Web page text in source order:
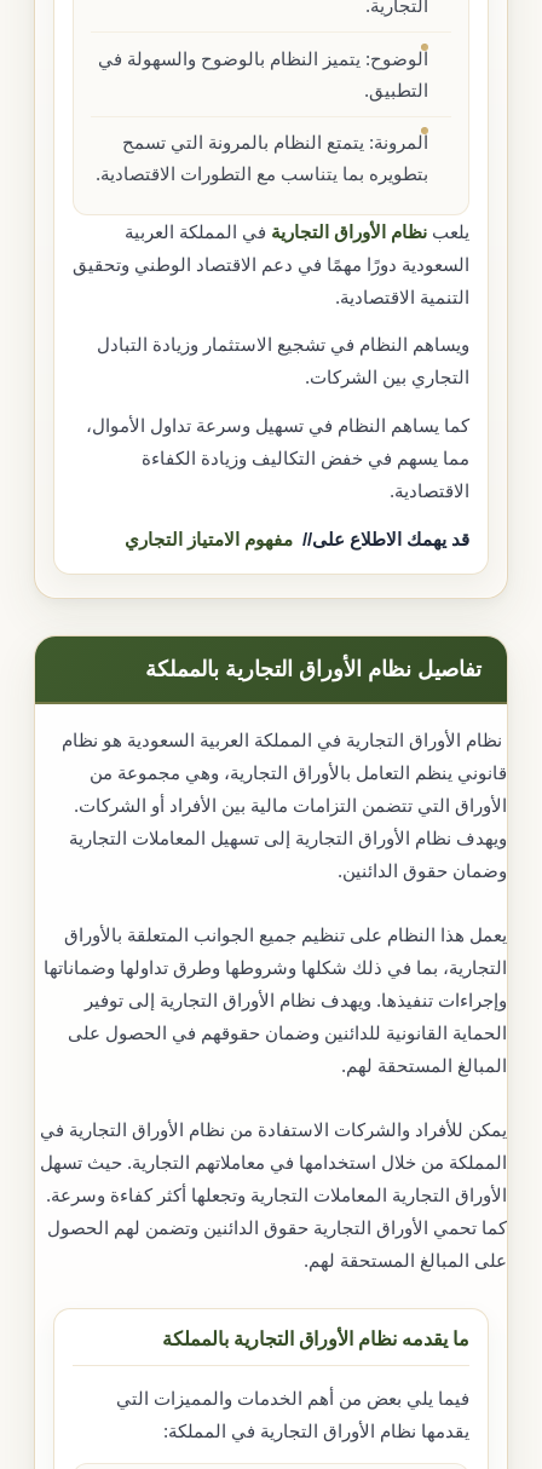
التجارية.
الوضوح: يتميز النظام بالوضوح والسهولة في
التطبيق.
المرونة: يتمتع النظام بالمرونة التي تسمح
بتطويره بما يتناسب مع التطورات الاقتصادية.
يلعب نظام الأوراق التجارية في المملكة العربية
السعودية دورًا مهمًا في دعم الاقتصاد الوطني وتحقيق
التنمية الاقتصادية.
ويساهم النظام في تشجيع الاستثمار وزيادة التبادل
التجاري بين الشركات.
كما يساهم النظام في تسهيل وسرعة تداول الأموال،
مما يسهم في خفض التكاليف وزيادة الكفاءة
الاقتصادية.
قد يهمك الاطلاع على// مفهوم الامتياز التجاري
تفاصيل نظام الأوراق التجارية بالمملكة
نظام الأوراق التجارية في المملكة العربية السعودية هو نظام
قانوني ينظم التعامل بالأوراق التجارية، وهي مجموعة من
الأوراق التي تتضمن التزامات مالية بين الأفراد أو الشركات.
ويهدف نظام الأوراق التجارية إلى تسهيل المعاملات التجارية
وضمان حقوق الدائنين.
يعمل هذا النظام على تنظيم جميع الجوانب المتعلقة بالأوراق
التجارية، بما في ذلك شكلها وشروطها وطرق تداولها وضماناتها
وإجراءات تنفيذها. ويهدف نظام الأوراق التجارية إلى توفير
الحماية القانونية للدائنين وضمان حقوقهم في الحصول على
المبالغ المستحقة لهم.
يمكن للأفراد والشركات الاستفادة من نظام الأوراق التجارية في
المملكة من خلال استخدامها في معاملاتهم التجارية. حيث تسهل
الأوراق التجارية المعاملات التجارية وتجعلها أكثر كفاءة وسرعة.
كما تحمي الأوراق التجارية حقوق الدائنين وتضمن لهم الحصول
على المبالغ المستحقة لهم.
ما يقدمه نظام الأوراق التجارية بالمملكة
فيما يلي بعض من أهم الخدمات والمميزات التي
يقدمها نظام الأوراق التجارية في المملكة: